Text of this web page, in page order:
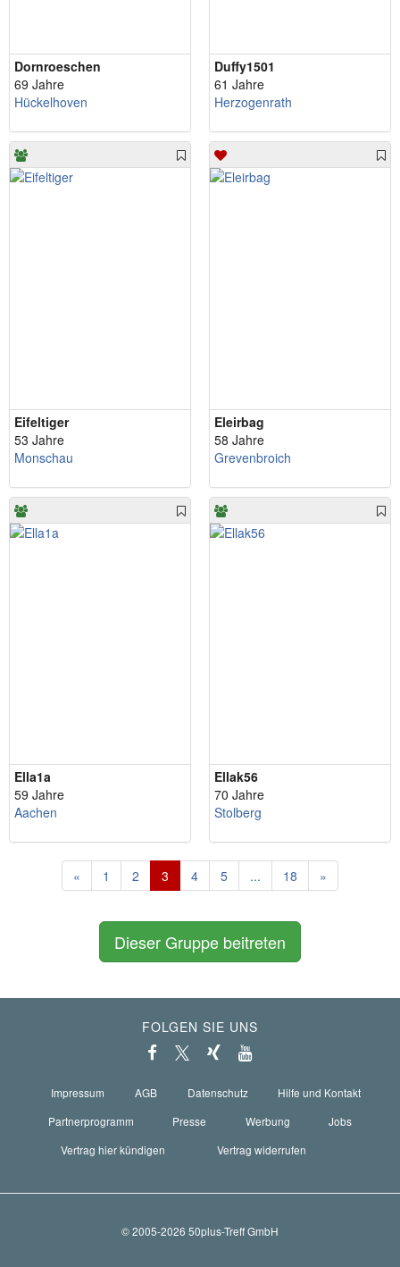
Dornroeschen
69 Jahre
Hückelhoven
Duffy1501
61 Jahre
Herzogenrath
Eifeltiger
53 Jahre
Monschau
Eleirbag
58 Jahre
Grevenbroich
Ella1a
59 Jahre
Aachen
Ellak56
70 Jahre
Stolberg
« 1 2 3 4 5 ... 18 »
Dieser Gruppe beitreten
FOLGEN SIE UNS
Impressum AGB Datenschutz
Hilfe und Kontakt
Partnerprogramm
Presse Werbung
Jobs
Vertrag hier kündigen
Vertrag widerrufen
© 2005-2026 50plus-Treff GmbH